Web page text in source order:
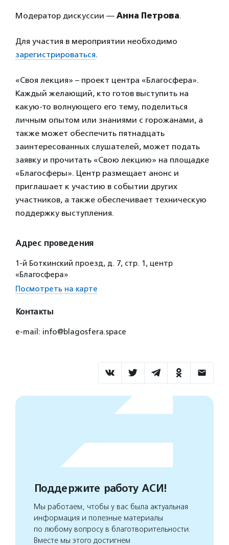
Модератор дискуссии — Анна Петрова.
Для участия в мероприятии необходимо
зарегистрироваться.
«Своя лекция» – проект центра «Благосфера».
Каждый желающий, кто готов выступить на
какую-то волнующего его тему, поделиться
личным опытом или знаниями с горожанами, а
также может обеспечить пятнадцать
заинтересованных слушателей, может подать
заявку и прочитать «Свою лекцию» на площадке
«Благосферы». Центр размещает анонс и
приглашает к участию в событии других
участников, а также обеспечивает техническую
поддержку выступления.
Адрес проведения
1-й Боткинский проезд, д. 7, стр. 1, центр
«Благосфера»
Посмотреть на карте
Контакты
e-mail: info@blagosfera.space
Поддержите работу АСИ!
Мы работаем, чтобы у вас была актуальная
информация и полезные материалы
по любому вопросу в благотворительности.
Вместе мы этого достигнем